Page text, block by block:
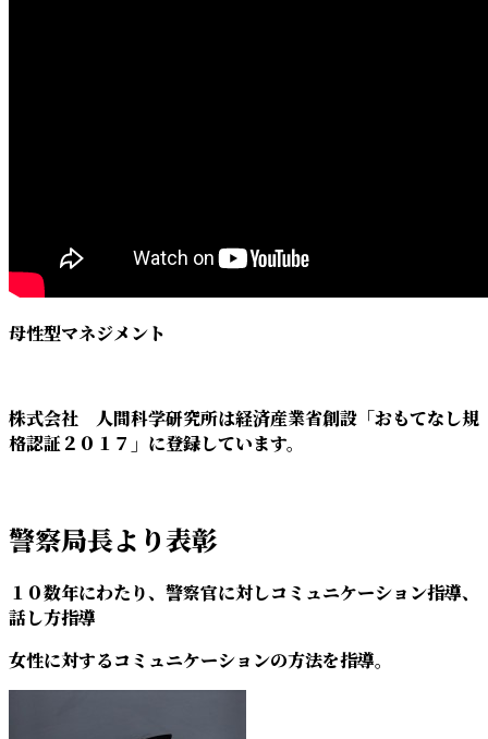
母性型マネジメント
株式会社 人間科学研究所は経済産業省創設「おもてなし規
格認証２０１７」に登録しています。
警察局長より表彰
１０数年にわたり、警察官に対しコミュニケーション指導、
話し方指導
女性に対するコミュニケーションの方法を指導。